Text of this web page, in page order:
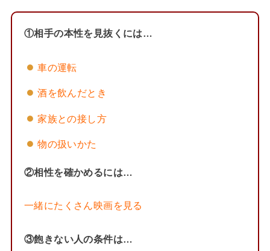
①相手の本性を見抜くには…
車の運転
酒を飲んだとき
家族との接し方
物の扱いかた
②相性を確かめるには…
一緒にたくさん映画を見る
③飽きない人の条件は…